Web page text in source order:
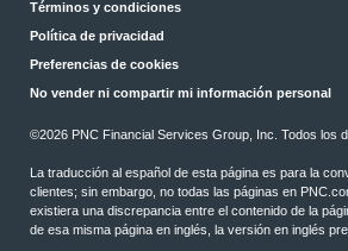
Términos y condiciones
Política de privacidad
Preferencias de cookies
No vender ni compartir mi información personal
©2026 PNC Financial Services Group, Inc. Todos los
La traducción al español de esta página es para la
clientes; sin embargo, no todas las páginas en
existiera una discrepancia entre el contenido de la
de esa misma página en inglés, la versión en inglés